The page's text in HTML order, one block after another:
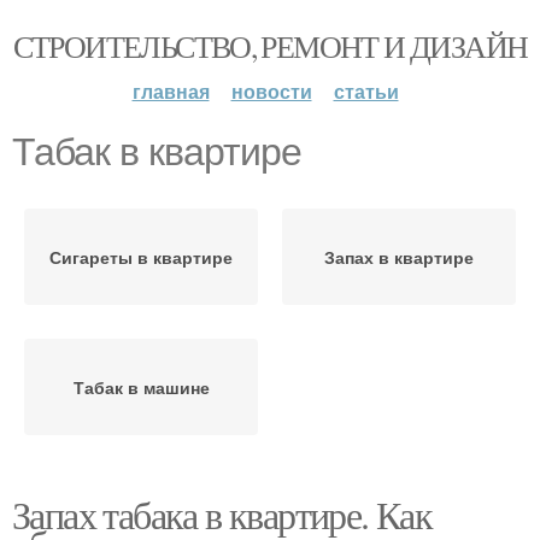
СТРОИТЕЛЬСТВО, РЕМОНТ И ДИЗАЙН
главная новости статьи
Табак в квартире
Сигареты в квартире Запах в квартире
Табак в машине
Запах табака в квартире. Как